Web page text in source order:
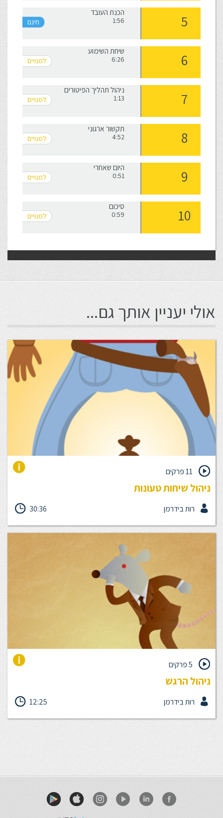
הכנת העובד
1:56
שיחת השימוע
6:26
ניהול תהליך הפיטורים
1:13
תקשור ארגוני
4:52
היום שאחרי
0:51
סיכום
0:59
אולי יעניין אותך גם...
11 פרקים
ניהול שיחות טעונות
גם אתה מתקשה לנהל שיחות קשות עם העובדים שלך?, ניהול שיחות
קשות מדורג במקום ה-1 בנקודות הכאב של המנהל, מתחיל ומנוסה
כאחד. ביחידה זו תבין את מרכיבי השיחה הטעונה, תבחן את פעולות
ההכנה הנדרשות וכיצד תוכל להתמודד עם ביטויי ההתנהגות של
30:36 רות בידרמן
5 פרקים
ניהול הרגש
ניהול רגש מתייחס ליכולתך האישית לנהל את רגשותיך ולעשות שימוש
באינטליגנציה רגשית בהתנהלות האישית שלך עצמה ובהתנהלות
סביב הסובבים אותך. מה מפעיל אותך? מה מיקוד השליטה שלך
12:25 רות בידרמן